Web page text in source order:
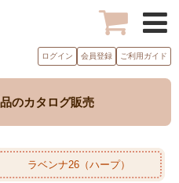
ログイン 会員登録 ご利用ガイド
のカタログ販売
ラベンナ26（ハープ）